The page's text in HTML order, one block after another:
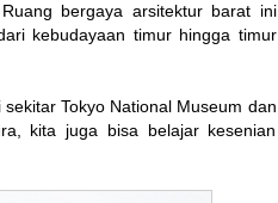
bergaya arsitektur barat ini
kebudayaan timur hingga timur
Tokyo National Museum dan
kita juga bisa belajar kesenian